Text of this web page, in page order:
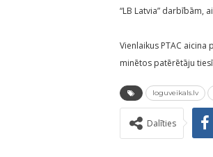
“LB Latvia” darbībām,
Vienlaikus PTAC
minētos patērētāju
loguveikals.lv
Dalīties